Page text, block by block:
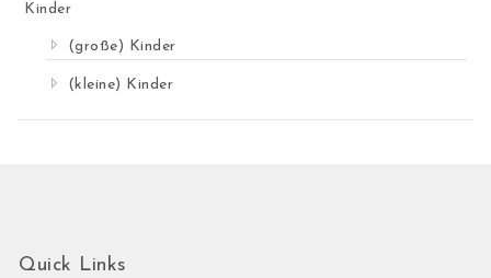
Kinder
(große) Kinder
(kleine) Kinder
Quick Links